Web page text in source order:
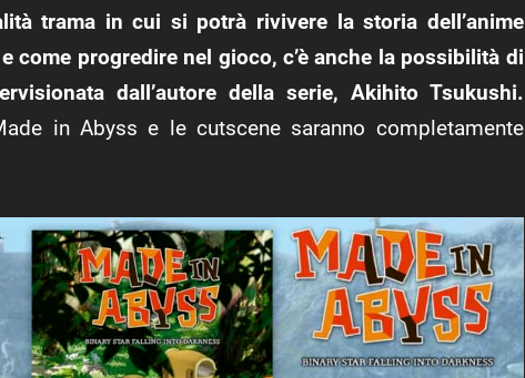
trama in cui si potrà rivivere la storia dell’anime
come progredire nel gioco, c’è anche la possibilità di
dall’autore della serie, Akihito Tsukushi.
in Abyss e le cutscene saranno completamente